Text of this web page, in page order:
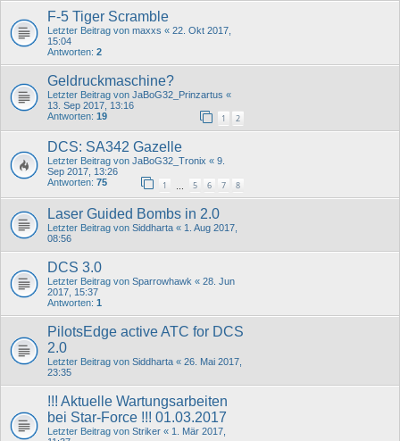
F-5 Tiger Scramble
Letzter Beitrag von maxxs « 22. Okt 2017,
15:04
Antworten: 2
Geldruckmaschine?
Letzter Beitrag von JaBoG32_Prinzartus «
13. Sep 2017, 13:16
Antworten: 19 1 2
DCS: SA342 Gazelle
Letzter Beitrag von JaBoG32_Tronix « 9.
Sep 2017, 13:26
Antworten: 75 1 5 6 7 8
Laser Guided Bombs in 2.0
Letzter Beitrag von Siddharta « 1. Aug 2017,
08:56
DCS 3.0
Letzter Beitrag von Sparrowhawk « 28. Jun
2017, 15:37
Antworten: 1
PilotsEdge active ATC for DCS
2.0
Letzter Beitrag von Siddharta « 26. Mai 2017,
23:35
!!! Aktuelle Wartungsarbeiten
bei Star-Force !!! 01.03.2017
Letzter Beitrag von Striker « 1. Mär 2017,